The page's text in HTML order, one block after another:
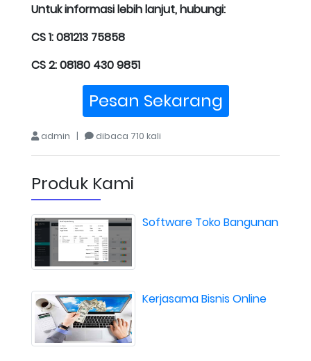
Untuk informasi lebih lanjut, hubungi:
CS 1: 081213 75858
CS 2: 08180 430 9851
Pesan Sekarang
admin | dibaca 710 kali
Produk Kami
Software Toko Bangunan
Kerjasama Bisnis Online